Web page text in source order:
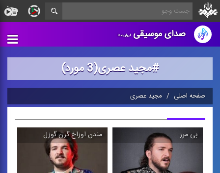
صدای موسیقیایران‌صدا
#مجید عصری(3 مورد)
صفحه اصلی مجید عصری
بی مرز مندن اوزاخ گزن گوزل